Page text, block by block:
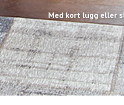
Med kort lugg eller